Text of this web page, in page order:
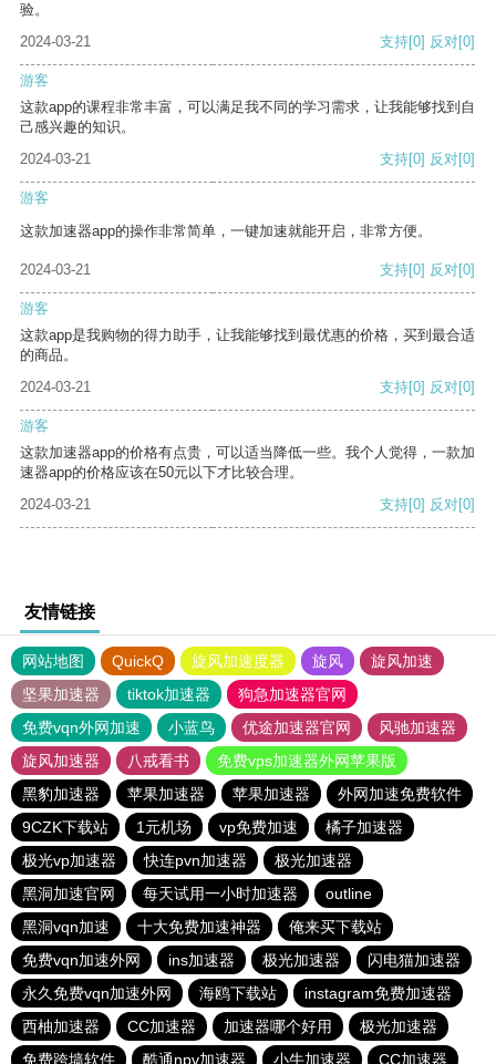
验。
2024-03-21
支持[0] 反对[0]
游客
这款app的课程非常丰富，可以满足我不同的学习需求，让我能够找到自
己感兴趣的知识。
2024-03-21
支持[0] 反对[0]
游客
这款加速器app的操作非常简单，一键加速就能开启，非常方便。
2024-03-21 支持[0] 反对[0]
游客
这款app是我购物的得力助手，让我能够找到最优惠的价格，买到最合适
的商品。
2024-03-21
支持[0] 反对[0]
游客
这款加速器app的价格有点贵，可以适当降低一些。我个人觉得，一款加
速器app的价格应该在50元以下才比较合理。
2024-03-21
支持[0] 反对[0]
友情链接
网站地图 QuickQ 旋风加速度器 旋风
旋风加速
坚果加速器
tiktok加速器
狗急加速器官网
免费vqn外网加速
小蓝鸟 优途加速器官网
风驰加速器
旋风加速器
八戒看书
免费vps加速器外网苹果版
黑豹加速器
苹果加速器 苹果加速器
外网加速免费软件
9CZK下载站
1元机场 vp免费加速
橘子加速器
极光vp加速器
快连pvn加速器
极光加速器
黑洞加速官网
每天试用一小时加速器
outline
黑洞vqn加速
十大免费加速神器
俺来买下载站
免费vqn加速外网
ins加速器 极光加速器
闪电猫加速器
永久免费vqn加速外网
海鸥下载站
instagram免费加速器
西柚加速器
CC加速器 加速器哪个好用
极光加速器
免费跨墙软件
酷通npv加速器 小牛加速器 CC加速器